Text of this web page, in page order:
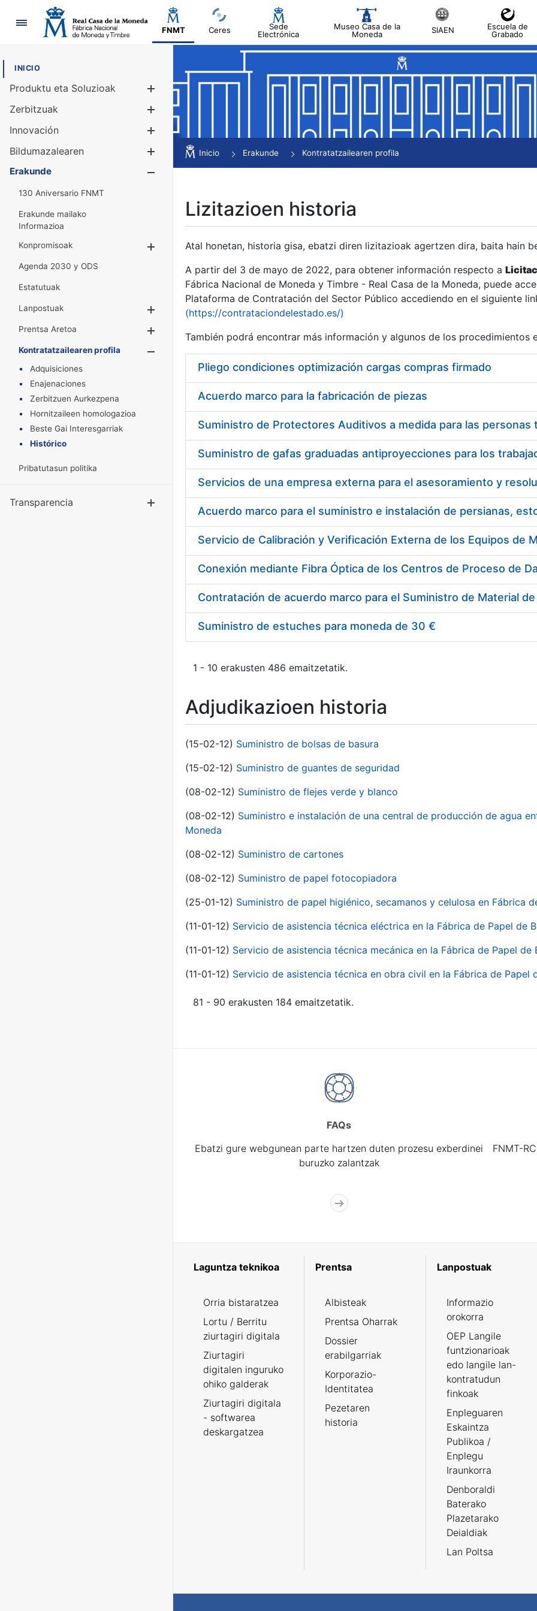
Nabigazioa
FNMT Ceres
Sede
Electrónica
Museo Casa de la
Moneda
SIAEN
Escuela de
Grabado
INICIO
Produktu eta Soluzioak
Erakutsi/Ezkutatu
Zerbitzuak
Innovación
Bildumazalearen
Erakutsi/Ezkutatu
Erakunde
130 Aniversario FNMT
Erakunde mailako
Informazioa
Konpromisoak
Erakutsi/Ezkutatu
Agenda 2030 y ODS
Estatutuak
Lanpostuak
Erakutsi/Ezkutatu
Prentsa Aretoa
Erakutsi/Ezkutatu
Kontratatzailearen profila
Erakutsi/Ezkutatu
Adquisiciones
Enajenaciones
Zerbitzuen Aurkezpena
Hornitzaileen homologazioa
Beste Gai Interesgarriak
Histórico
Pribatutasun politika
Transparencia Erakutsi/Ezkutatu
Inicio Erakunde Kontratatzailearen profila
Lizitazioen historia
Atal honetan, historia gisa, ebatzi diren lizitazioak agertzen dira, baita hain
A partir del 3 de mayo de 2022, para obtener información respecto a
Fábrica Nacional de Moneda y Timbre - Real Casa de la Moneda, puede
Plataforma de Contratación del Sector Público accediendo en el siguiente
(https://contrataciondelestado.es/)
También podrá encontrar más información y algunos de los procedimientos
Pliego condiciones optimización cargas compras firmado
Acuerdo marco para la fabricación de piezas
Acuerdo marco para el suministro e instalación de persianas,
Suministro de estuches para moneda de 30 €
1 - 10 erakusten 486 emaitzetatik.
Adjudikazioen historia
(15-02-12) Suministro de bolsas de basura
(15-02-12) Suministro de guantes de seguridad
(08-02-12) Suministro de flejes verde y blanco
(08-02-12) Suministro e instalación de una central de producción de agua
Moneda
(08-02-12) Suministro de cartones
(08-02-12) Suministro de papel fotocopiadora
(25-01-12) Suministro de papel higiénico, secamanos y celulosa en Fábrica
(11-01-12) Servicio de asistencia técnica eléctrica en la Fábrica de Papel de
(11-01-12) Servicio de asistencia técnica mecánica en la Fábrica de Papel de
(11-01-12) Servicio de asistencia técnica en obra civil en la Fábrica de Papel
81 - 90 erakusten 184 emaitzetatik.
FAQs
Ebatzi gure webgunean parte hartzen duten prozesu exberdinei
buruzko zalantzak
FNMT-
Laguntza teknikoa
Orria bistaratzea
Lortu / Berritu
ziurtagiri digitala
Ziurtagiri
digitalen inguruko
ohiko galderak
Ziurtagiri digitala
- softwarea
deskargatzea
Prentsa
Albisteak
Prentsa Oharrak
Dossier
erabilgarriak
Korporazio-
Identitatea
Pezetaren
historia
Lanpostuak
Informazio
orokorra
OEP Langile
funtzionarioak
edo langile lan-
kontratudun
finkoak
Enpleguaren
Eskaintza
Publikoa /
Enplegu
Iraunkorra
Denboraldi
Baterako
Plazetarako
Deialdiak
Lan Poltsa